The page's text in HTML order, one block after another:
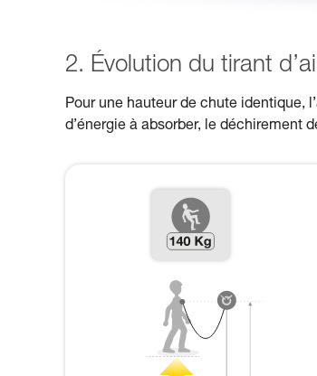
2. Évolution du tirant
Pour une hauteur de chute identique,
d’énergie à absorber, le déchirement